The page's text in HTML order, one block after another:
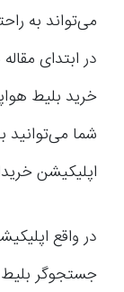
می‌تواند به
در ابتدای
شما می‌توانید
اپلیکیشن
جستجوگر